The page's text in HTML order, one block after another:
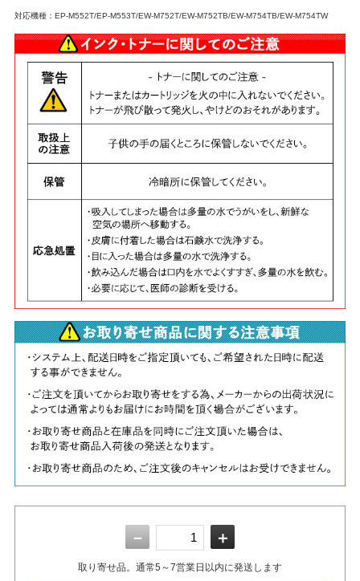
対応機種：EP-M552T/EP-M553T/EW-M752T/EW-M752TB/EW-M754TB/EW-M754TW
－ ＋
取り寄せ品。通常5～7営業日以内に発送します